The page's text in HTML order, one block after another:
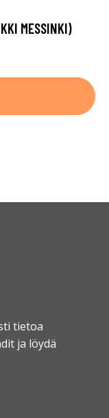
MESSINKI)
tietoa
ja löydä